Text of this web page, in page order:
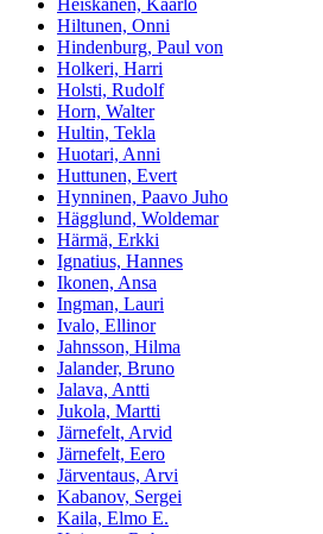
Heiskanen, Kaarlo
Hiltunen, Onni
Hindenburg, Paul von
Holkeri, Harri
Holsti, Rudolf
Horn, Walter
Hultin, Tekla
Huotari, Anni
Huttunen, Evert
Hynninen, Paavo Juho
Hägglund, Woldemar
Härmä, Erkki
Ignatius, Hannes
Ikonen, Ansa
Ingman, Lauri
Ivalo, Ellinor
Jahnsson, Hilma
Jalander, Bruno
Jalava, Antti
Jukola, Martti
Järnefelt, Arvid
Järnefelt, Eero
Järventaus, Arvi
Kabanov, Sergei
Kaila, Elmo E.